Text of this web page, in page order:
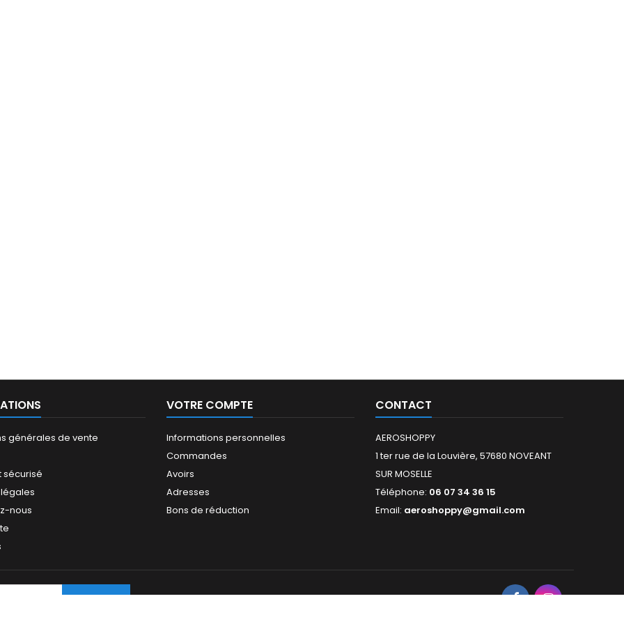
générales de vente
sécurisé
nous
VOTRE COMPTE
Informations personnelles
Commandes
Avoirs
Adresses
Bons de réduction
CONTACT
AEROSHOPPY
1 ter rue de la Louvière, 57680 NOVEANT
SUR MOSELLE
Téléphone: 06 07 34 36 15
Email: aeroshoppy@gmail.com
NOUS SUIVRE